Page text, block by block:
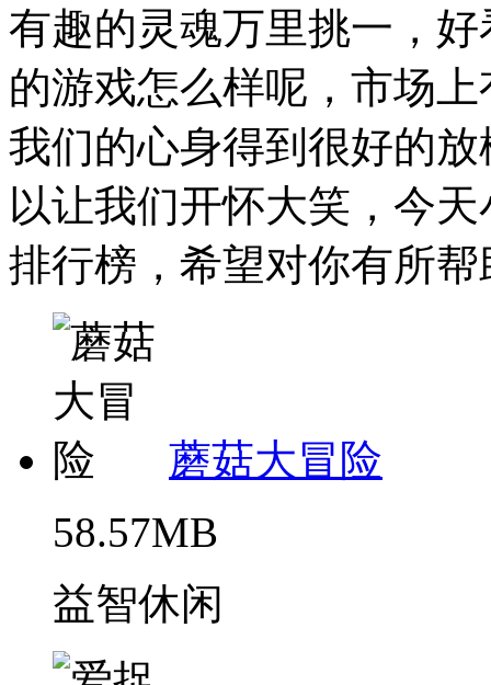
有趣的灵魂万里挑一，
的游戏怎么样呢，市场
我们的心身得到很好的
以让我们开怀大笑，今
排行榜，希望对你有所帮
蘑菇大冒险
58.57MB
益智休闲